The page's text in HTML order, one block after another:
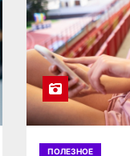
ПОЛЕЗНОЕ